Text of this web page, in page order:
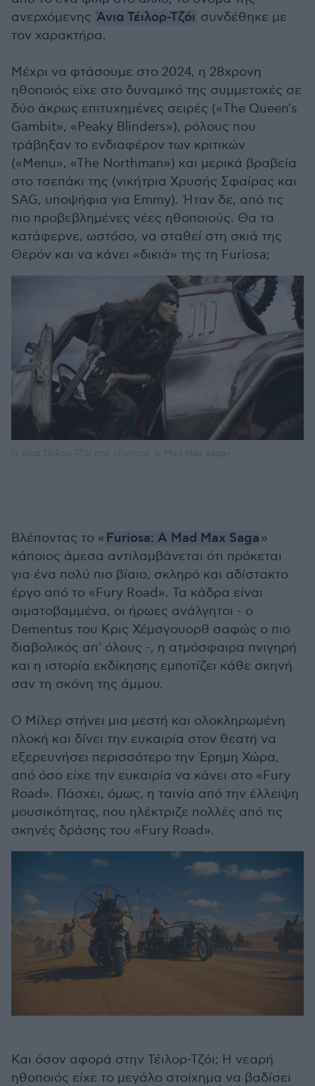
ανερχόμενης Άνια Τέιλορ-Τζόι συνδέθηκε με
τον χαρακτήρα.
Μέχρι να φτάσουμε στο 2024, η 28χρονη
ηθοποιός είχε στο δυναμικό της συμμετοχές σε
δύο άκρως επιτυχημένες σειρές («The Queen's
Gambit», «Peaky Blinders»), ρόλους που
τράβηξαν το ενδιαφέρον των κριτικών
(«Menu», «The Northman») και μερικά βραβεία
στο τσεπάκι της (νικήτρια Χρυσής Σφαίρας και
SAG, υποψήφια για Emmy). Ήταν δε, από τις
πιο προβεβλημένες νέες ηθοποιούς. Θα τα
κατάφερνε, ωστόσο, να σταθεί στη σκιά της
Θερόν και να κάνει «δικιά» της τη Furiosa;
Βλέποντας το « Furiosa: A Mad Max Saga»
κάποιος άμεσα αντιλαμβάνεται ότι πρόκεται
για ένα πολύ πιο βίαιο, σκληρό και αδίστακτο
έργο από το «Fury Road». Τα κάδρα είναι
αιματοβαμμένα, οι ήρωες ανάλγητοι - ο
Dementus του Κρις Χέμσγουορθ σαφώς ο πιο
διαβολικός απ' όλους -, η ατμόσφαιρα πνιγηρή
και η ιστορία εκδίκησης εμποτίζει κάθε σκηνή
σαν τη σκόνη της άμμου.
Ο Μίλερ στήνει μια μεστή και ολοκληρωμένη
πλοκή και δίνει την ευκαιρία στον θεατή να
εξερευνήσει περισσότερο την Έρημη Χώρα,
από όσο είχε την ευκαιρία να κάνει στο «Fury
Road». Πάσχει, όμως, η ταινία από την έλλειψη
μουσικότητας, που ηλέκτριζε πολλές από τις
σκηνές δράσης του «Fury Road».
Και όσον αφορά στην Τέιλορ-Τζόι; Η νεαρή
ηθοποιός είχε το μεγάλο στοίχημα να βαδίσει